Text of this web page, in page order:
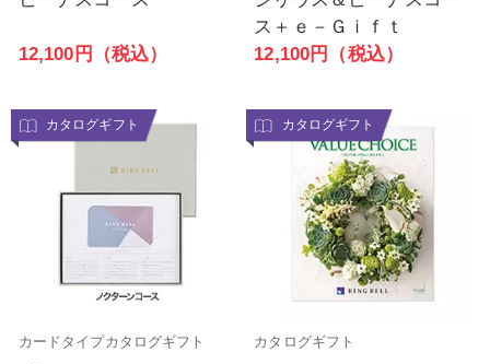
12,100円（税込）
ス＋ｅ－Ｇｉｆｔ
12,100円（税込）
カタログギフト
カードタイプカタログギフト
カタログギフト
カタログギフト